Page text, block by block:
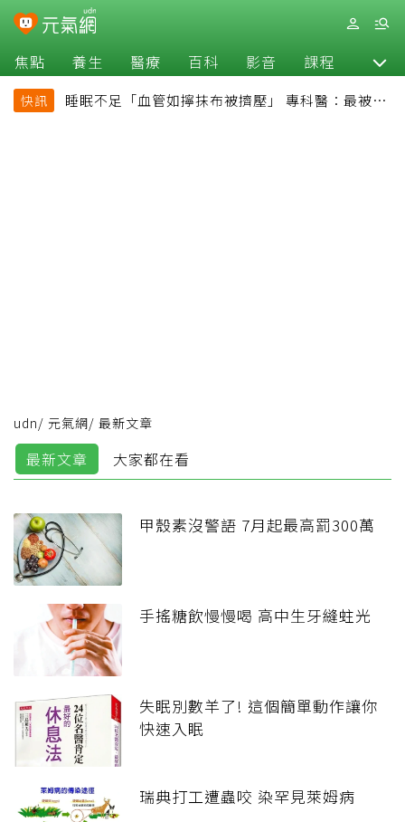
焦點 養生 醫療 百科 影音 課程 退休
快訊
睡眠不足「血管如擰抹布被擠壓」 專科醫：最被忽
udn/ 元氣網/ 最新文章
最新文章 大家都在看
甲殼素沒警語 7月起最高罰300萬
手搖糖飲慢慢喝 高中生牙縫蛀光
失眠別數羊了! 這個簡單動作讓你
快速入眠
瑞典打工遭蟲咬 染罕見萊姆病